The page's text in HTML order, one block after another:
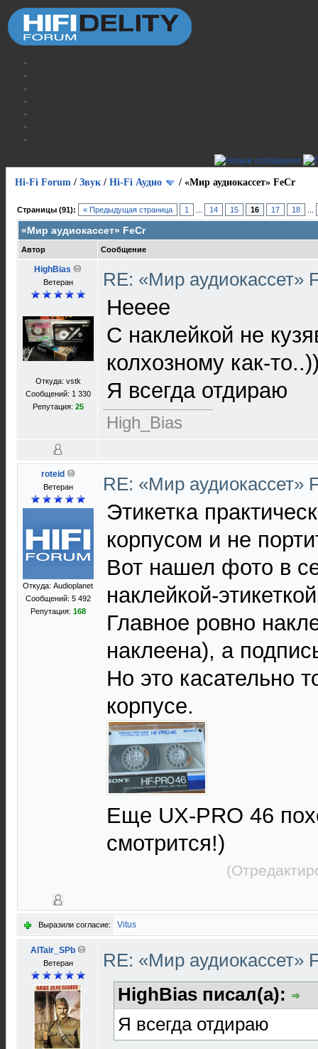
Hi-Fi Forum / Звук / Hi-Fi Аудио / «Мир аудиокассет» FeCr
Страницы (91): « Предыдущая страница 1 14 15 16 17 18
«Мир аудиокассет» FeCr
Автор Сообщение
HighBias
Ветеран
Откуда: vstk
Сообщений: 1 330
Репутация: 25
RE: «Мир аудиокассет»
Нееее
С наклейкой не
колхозному как-
Я всегда отдираю
High_Bias
roteid
Ветеран
Откуда: Audioplanet
Сообщений: 5 492
Репутация: 168
RE: «Мир аудиокассет»
Этикетка
корпусом и не
Вот нашел фото в
наклейкой-
Главное ровно
наклеена), а
Но это касательно
корпусе.
Еще UX-PRO 46
смотрится!)
Выразили согласие: Vitus
AlTair_SPb
Ветеран
RE: «Мир аудиокассет»
HighBias писал(а):
Я всегда отдираю